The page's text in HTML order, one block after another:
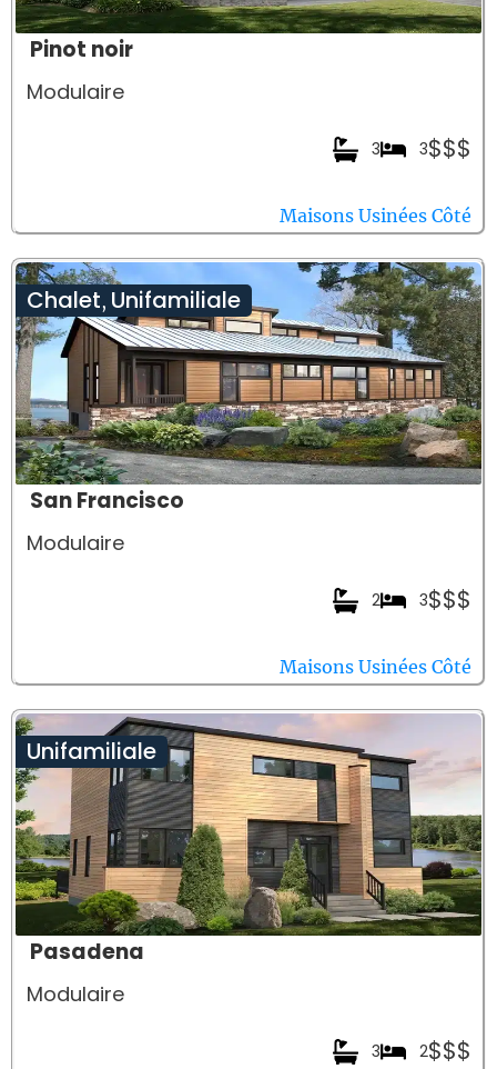
Pinot noir
Modulaire
$$$
3
3
Maisons Usinées Côté
Chalet, Unifamiliale
San Francisco
Modulaire
$$$
3
2
Maisons Usinées Côté
Unifamiliale
Pasadena
Modulaire
$$$
2
3